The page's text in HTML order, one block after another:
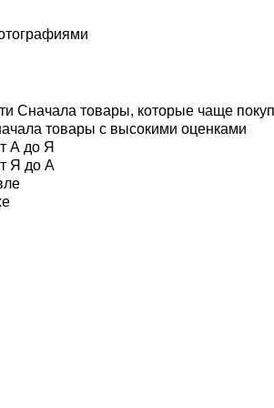
Сначала товары, которые чаще
товары с высокими оценками
А до Я
Я до А